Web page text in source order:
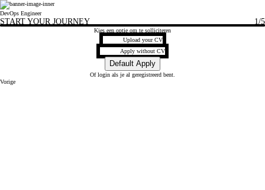
DevOps Engineer
START YOUR JOURNEY 1/5
Kies een optie om te solliciteren
Upload your CV
CV Opladen
Apply without CV
Upload CV later
Default Apply
Upload CV via Xing
Oflogin als je al geregistreerd bent.
Vorige